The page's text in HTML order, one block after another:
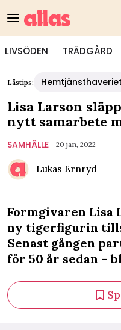
LIVSÖDEN TRÄDGÅRD
Lästips: Hemtjänsthaveriet
Lisa Larson
nytt samarbete
SAMHÄLLE 20 jan, 2022
Lukas Ernryd
Formgivaren Lisa
ny tigerfigurin
Senast gången
för 50 år sedan –